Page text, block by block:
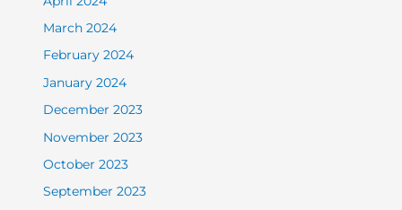
March 2024
February 2024
January 2024
December 2023
November 2023
October 2023
September 2023